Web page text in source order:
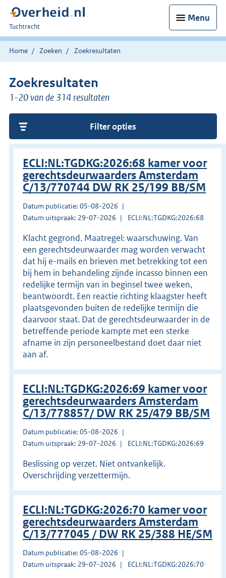
Menu
U
bent
hier:
Tuchtrecht
Home Zoeken Zoekresultaten
Zoekresultaten
1-20 van de 314 resultaten
Filter opties
ECLI:NL:TGDKG:2026:68 kamer voor
gerechtsdeurwaarders Amsterdam
C/13/770744 DW RK 25/199 BB/SM
Datum publicatie: 05-08-2026
Datum uitspraak: 29-07-2026
ECLI:NL:TGDKG:2026:68
Klacht gegrond. Maatregel: waarschuwing. Van
een gerechtsdeurwaarder mag worden verwacht
dat hij e-mails en brieven met betrekking tot een
bij hem in behandeling zijnde incasso binnen een
redelijke termijn van in beginsel twee weken,
beantwoordt. Een reactie richting klaagster heeft
plaatsgevonden buiten de redelijke termijn die
daarvoor staat. Dat de gerechtsdeurwaarder in de
betreffende periode kampte met een sterke
afname in zijn personeelbestand doet daar niet
aan af.
ECLI:NL:TGDKG:2026:69 kamer voor
gerechtsdeurwaarders Amsterdam
C/13/778857/ DW RK 25/479 BB/SM
Datum publicatie: 05-08-2026
Datum uitspraak: 29-07-2026
ECLI:NL:TGDKG:2026:69
Beslissing op verzet. Niet ontvankelijk.
Overschrijding verzettermijn.
ECLI:NL:TGDKG:2026:70 kamer voor
gerechtsdeurwaarders Amsterdam
C/13/777045 / DW RK 25/388 HE/SM
Datum publicatie: 05-08-2026
Datum uitspraak: 29-07-2026
ECLI:NL:TGDKG:2026:70